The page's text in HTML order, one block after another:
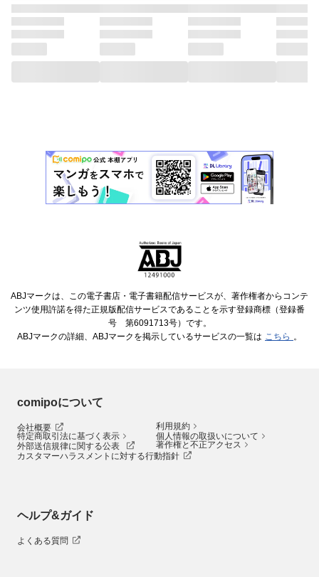
ABJマークは、この電子書店・電子書籍配信サービスが、著作権者からコンテ
ンツ使用許諾を得た正規版配信サービスであることを示す登録商標（登録番
号 第6091713号）です。
ABJマークの詳細、ABJマークを掲示しているサービスの一覧は こちら 。
comipoについて
会社概要
利用規約
特定商取引法に基づく表示
個人情報の取扱いについて
外部送信規律に関する公表
著作権と不正アクセス
カスタマーハラスメントに対する行動指針
ヘルプ&ガイド
よくある質問